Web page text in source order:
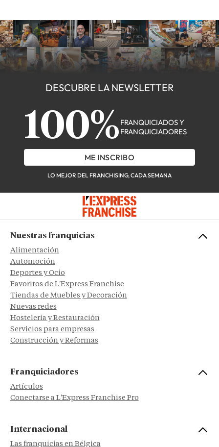
DESCUBRE LA NEWSLETTER
100% FRANQUICIADOS Y
FRANQUICIADORES
ME INSCRIBO
LO MEJOR DEL FRANCHISING, CADA SEMANA
Nuestras franquicias
Alimentación
Automoción
Deportes y Ocio
Favoritos de L'Express Franchise
Tiendas de Muebles y Decoración
Nuevas redes
Hostelería y Restauración
Servicios para empresas
Construcción y Reformas
Franquiciadores
Artículos
Conectarse a L'Express Franchise Pro
Internacional
Las franquicias en Bélgica